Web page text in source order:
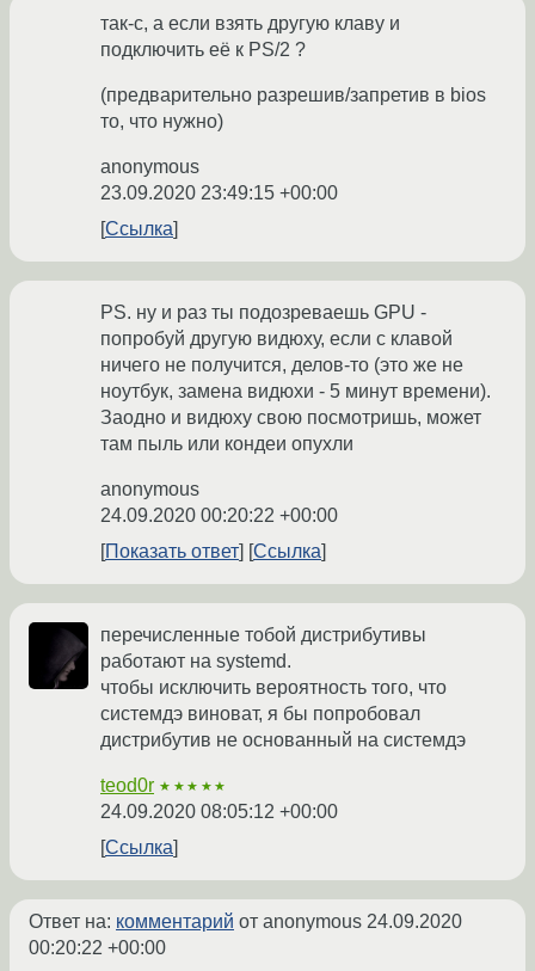
так-с, а если взять другую клаву и
подключить её к PS/2 ?
(предварительно разрешив/запретив в bios
то, что нужно)
anonymous
23.09.2020 23:49:15 +00:00
Ссылка
PS. ну и раз ты подозреваешь GPU -
попробуй другую видюху, если с клавой
ничего не получится, делов-то (это же не
ноутбук, замена видюхи - 5 минут времени).
Заодно и видюху свою посмотришь, может
там пыль или кондеи опухли
anonymous
24.09.2020 00:20:22 +00:00
Показать ответ
Ссылка
перечисленные тобой дистрибутивы
работают на systemd.
чтобы исключить вероятность того, что
системдэ виноват, я бы попробовал
дистрибутив не основанный на системдэ
teod0r ★★★★★
24.09.2020 08:05:12 +00:00
Ссылка
Ответ на: комментарий от anonymous 24.09.2020
00:20:22 +00:00